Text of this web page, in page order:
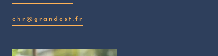
chr@grandest.fr